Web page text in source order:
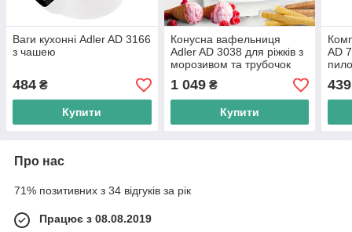
Ваги кухонні Adler AD 3166
з чашею
484 ₴
Купити
Конусна вафельниця
Adler AD 3038 для ріжків з
морозивом та трубочок
1 049₴
Купити
AD
439
Про нас
71% позитивних з 34 відгуків за рік
Працює з 08.08.2019